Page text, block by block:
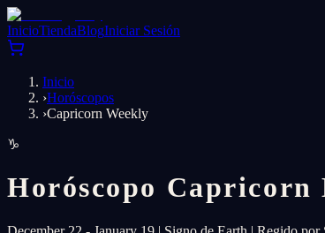
InicioTiendaBlogIniciar Sesión
Inicio
›Horóscopos
›Capricorn Weekly
♑
Horóscopo Capricorn